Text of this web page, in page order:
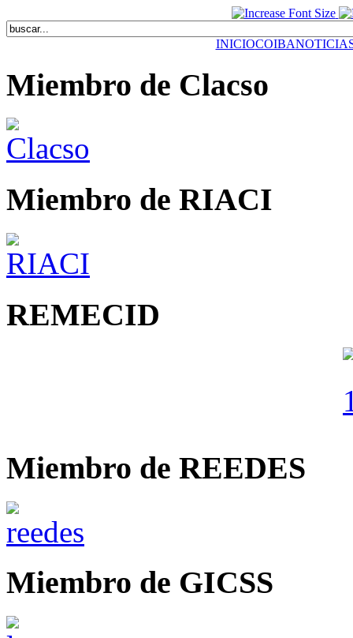
INICIOCOIBA
Miembro de Clacso
Miembro de RIACI
REMECID
Miembro de REEDES
Miembro de GICSS